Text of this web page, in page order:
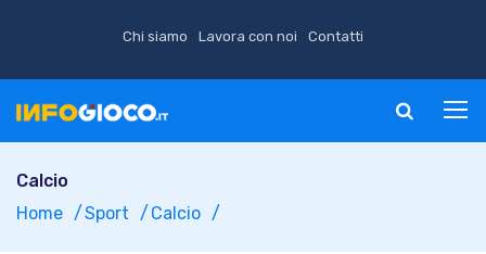
Chi siamo Lavora con noi Contatti
Calcio
Home
Sport Calcio